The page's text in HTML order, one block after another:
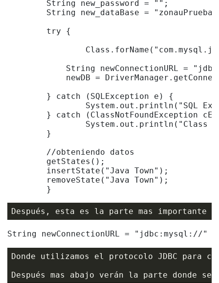
        String new_password = "";
String new_dataBase =
        try {
String newConnectionURL =
newDB =
Donde utilizamos el protocolo JDBC para